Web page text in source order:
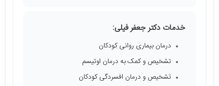
خدمات دکتر جعفر فیلی:
درمان بیماری روانی کودکان
تشخیص و کمک به درمان اوتیسم
تشخیص و درمان افسردگی کودکان